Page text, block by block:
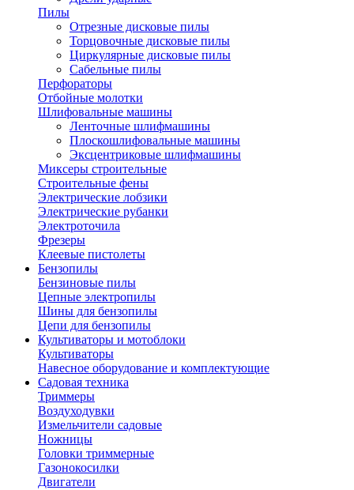
Пилы
Отрезные дисковые пилы
Торцовочные дисковые пилы
Циркулярные дисковые пилы
Сабельные пилы
Перфораторы
Отбойные молотки
Шлифовальные машины
Ленточные шлифмашины
Плоскошлифовальные машины
Эксцентриковые шлифмашины
Миксеры строительные
Строительные фены
Электрические лобзики
Электрические рубанки
Электроточила
Фрезеры
Клеевые пистолеты
Бензопилы
Бензиновые пилы
Цепные электропилы
Шины для бензопилы
Цепи для бензопилы
Культиваторы и мотоблоки
Культиваторы
Навесное оборудование и комплектующие
Садовая техника
Триммеры
Воздуходувки
Измельчители садовые
Ножницы
Головки триммерные
Газонокосилки
Двигатели